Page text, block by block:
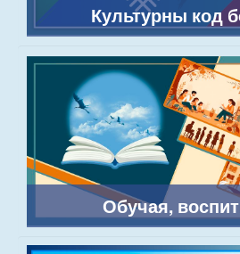
Культурны код
Обучая,